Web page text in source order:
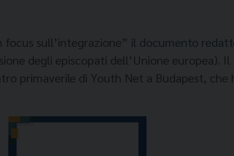
sull’integrazione” il documento
degli episcopati dell’Unione europea).
primaverile di Youth Net a Budapest, che